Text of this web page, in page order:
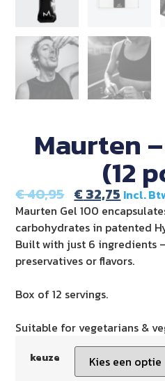
Maurten
(12
€40,95 €32,75Incl.
Maurten Gel 100
carbohydrates in patented
Built with just 6 ingredients
preservatives or flavors.
Box of 12 servings.
Suitable for vegetarians &
keuze